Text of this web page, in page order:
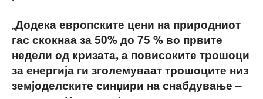
„Додека европските цени на природниот
гас скокнаа за 50% до 75 % во првите
недели од кризата, а повисоките трошоци
за енергија ги зголемуваат трошоците низ
земјоделските синџири на снабдување –